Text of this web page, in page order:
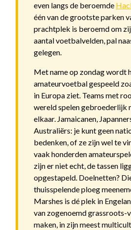
even langs de beroemde
één van de grootste parken
prachtplek is beroemd om
aantal voetbalvelden, pal
gelegen.
Met name op zondag wordt
amateurvoetbal gespeeld
in Europa ziet. Teams met
wereld spelen gebroederlijk
elkaar. Jamaicanen,
Australiërs: je kunt geen
bedenken, of ze zijn wel te
vaak honderden
zijn er niet echt, de tassen
opgestapeld. Doelnetten?
thuisspelende ploeg
Marshes is dé plek in
van zogenoemd grassroots-
maken, in zijn meest